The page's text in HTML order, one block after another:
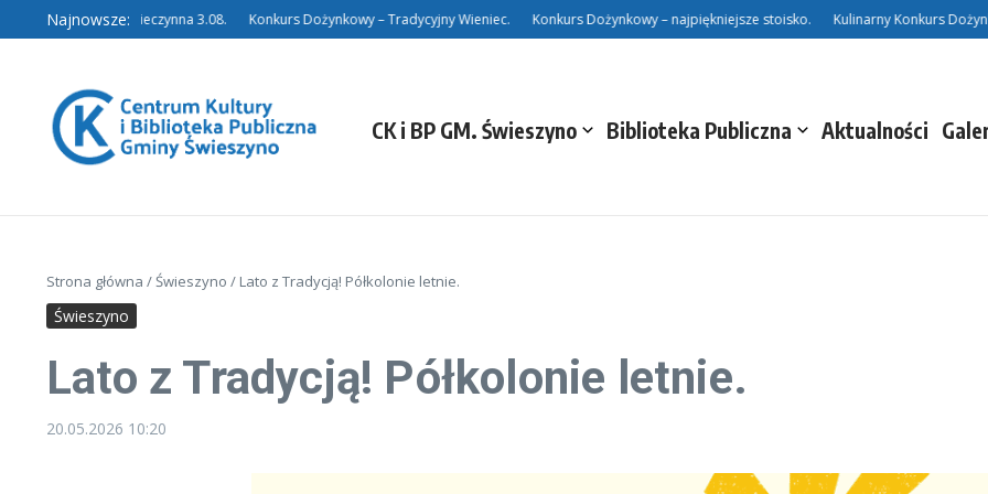
Przejdź do treści
Najnowsze:
Filia w Niedalinie nieczynna 3.08. Konkurs Dożynkowy – Tradycyjny Wieniec. Konkurs Dożynkowy – najpiękniejsze stoisko. Kulinarny Konkurs
CK i BP GM. Świeszyno Biblioteka Publiczna Aktualności
Strona główna /Świeszyno / Lato z Tradycją! Półkolonie letnie.
Świeszyno
Lato z Tradycją! Półkolonie letnie.
20.05.2026 10:20